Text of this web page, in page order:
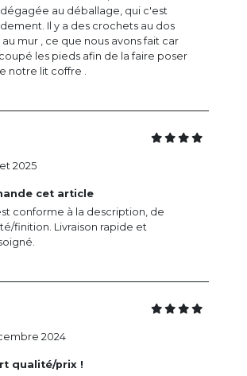
au déballage, qui c'est
Il y a des crochets au dos
mur , ce que nous avons fait car
les pieds afin de la faire poser
notre lit coffre .
cet article
conforme à la description, de
finition. Livraison rapide et
2025
qualité/prix !
2024